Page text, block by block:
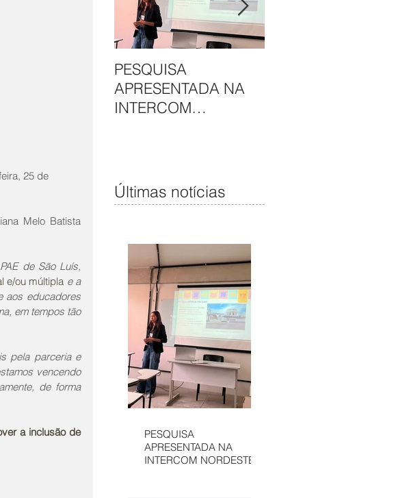
25 de
Melo Batista
de São Luís,
e/ou múltipla e a
aos educadores
em tempos tão
pela parceria e
vencendo
de forma
a inclusão de
PESQUISA
APRESENTADA NA
INTERCOM
Últimas notícias
PESQUISA
APRESENTADA NA
INTERCOM NORDESTE